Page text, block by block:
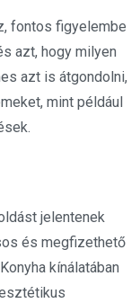
fontos figyelembe
azt, hogy milyen
azt is átgondolni,
mint például
jelentenek
és megfizethető
kínálatában